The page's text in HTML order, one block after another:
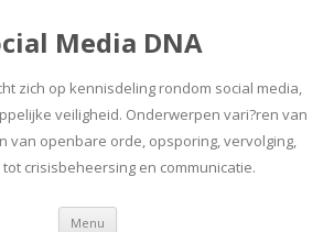
Media DNA
zich op kennisdeling rondom social media,
veiligheid. Onderwerpen vari?ren van
van openbare orde, opsporing, vervolging,
crisisbeheersing en communicatie.
Menu Spring